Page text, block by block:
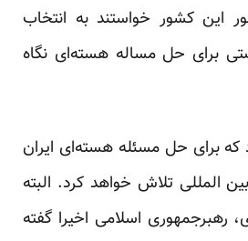
این کشور خواستند به انتخاب
برای حل مساله هسته‌ای نگاه
که برای حل مسئله هسته‌ای ایران
المللی تلاش خواهد کرد. البته
رهبرجمهوری اسلامی اخیرا گفته